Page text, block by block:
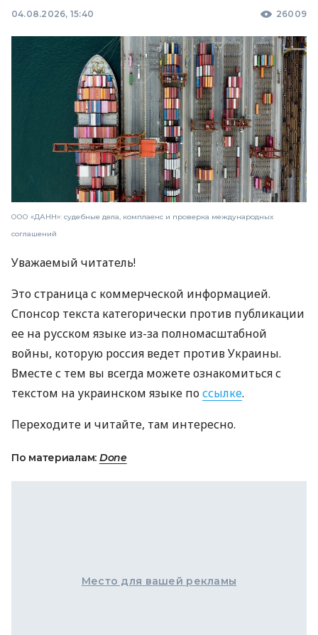
04.08.2026, 15:40 26009
ООО «ДАНН»: судебные дела, комплаенс и проверка международных
соглашений
Уважаемый читатель!
Это страница с коммерческой информацией.
Спонсор текста категорически против публикации
ее на русском языке из-за полномасштабной
войны, которую россия ведет против Украины.
Вместе с тем вы всегда можете ознакомиться с
текстом на украинском языке поссылке.
Переходите и читайте, там интересно.
По материалам: Done
Место для вашей рекламы